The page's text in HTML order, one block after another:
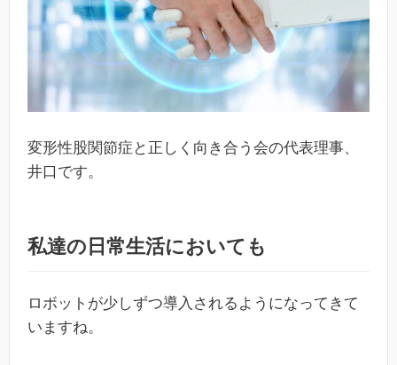
変形性股関節症と正しく向き合う会の代表理事、
井口です。
私達の日常生活においても
ロボットが少しずつ導入されるようになってきて
いますね。